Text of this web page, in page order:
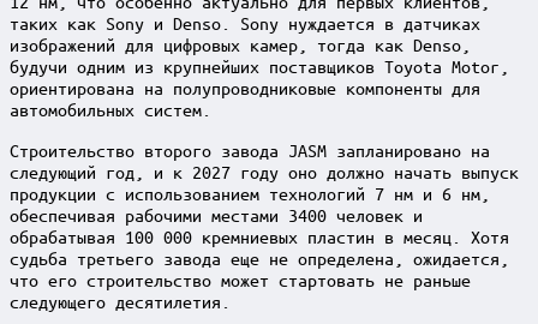
таких как Sony и Denso. Sony нуждается в датчиках
изображений для цифровых камер, тогда как Denso,
будучи одним из крупнейших поставщиков Toyota Motor,
ориентирована на полупроводниковые компоненты для
автомобильных систем.
Строительство второго завода JASM запланировано на
следующий год, и к 2027 году оно должно начать выпуск
продукции с использованием технологий 7 нм и 6 нм,
обеспечивая рабочими местами 3400 человек и
обрабатывая 100 000 кремниевых пластин в месяц. Хотя
судьба третьего завода еще не определена, ожидается,
что его строительство может стартовать не раньше
следующего десятилетия.